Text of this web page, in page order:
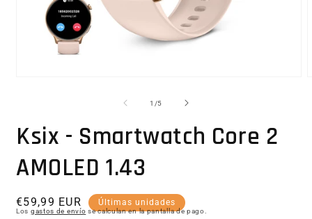
1 /de
5
Ksix - Smartwatch Core 2
AMOLED 1.43
Precio habitual
€59,99 EUR Últimas unidades
Los gastos de envío se calculan en la pantalla de pago.